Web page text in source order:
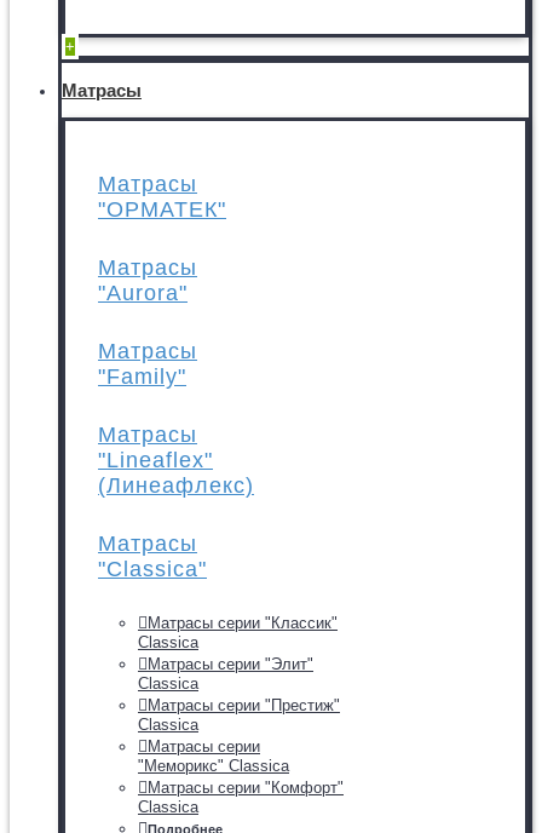
+
Матрасы
Матрасы
"ОРМАТЕК"
Матрасы
"Aurora"
Матрасы
"Family"
Матрасы
"Lineaflex"
(Линеафлекс)
Матрасы
"Classica"
Матрасы серии "Классик"
Classica
Матрасы серии "Элит"
Classica
Матрасы серии "Престиж"
Classica
Матрасы серии
"Меморикс" Classica
Матрасы серии "Комфорт"
Classica
Подробнее